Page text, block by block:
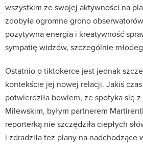
wszystkim ze swojej aktywności na
zdobyła ogromne grono
pozytywna energia i kreatywność
sympatię widzów, szczególnie
Ostatnio o tiktokerce jest jednak
kontekście jej nowej relacji. Jakiś
potwierdziła bowiem, że spotyka się
Milewskim, byłym partnerem
reporterką nie szczędziła ciepłych
i zdradziła też plany na nadchodzące